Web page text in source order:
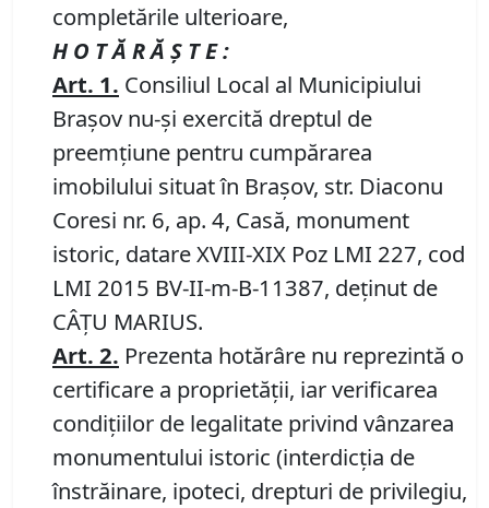
completările ulterioare,
H O T Ă R Ă Ş T E :
Art. 1. Consiliul Local al Municipiului
Braşov nu-şi exercită dreptul de
preemţiune pentru cumpărarea
imobilului situat în Braşov, str. Diaconu
Coresi nr. 6, ap. 4, Casă, monument
istoric, datare XVIII-XIX Poz LMI 227, cod
LMI 2015 BV-II-m-B-11387, deţinut de
CÂŢU MARIUS.
Art. 2. Prezenta hotărâre nu reprezintă o
certificare a proprietăţii, iar verificarea
condiţiilor de legalitate privind vânzarea
monumentului istoric (interdicţia de
înstrăinare, ipoteci, drepturi de privilegiu,